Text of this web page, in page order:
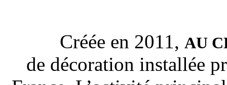
Créée en 2011, AU
de décoration installée